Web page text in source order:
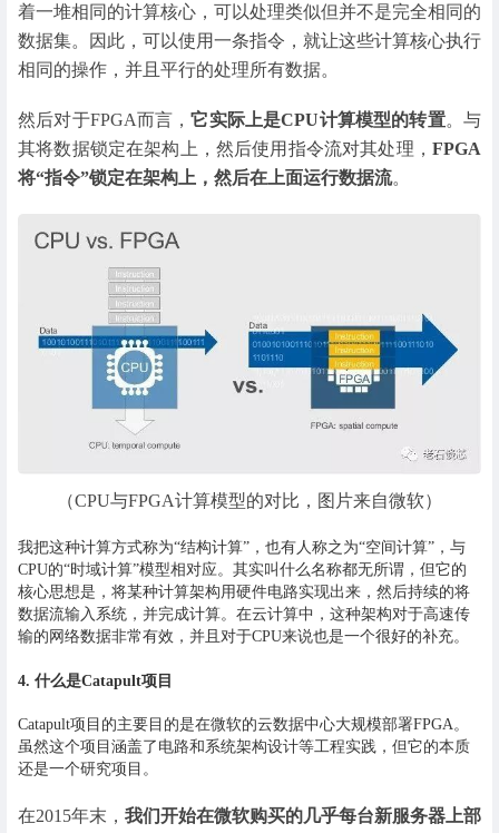
着一堆相同的计算核心，可以处理类似但并不是完全相同的
数据集。因此，可以使用一条指令，就让这些计算核心执行
相同的操作，并且平行的处理所有数据。
然后对于FPGA而言，它实际上是CPU计算模型的转置。与
其将数据锁定在架构上，然后使用指令流对其处理， FPGA
将“指令”锁定在架构上，然后在上面运行数据流。
（CPU与FPGA计算模型的对比，图片来自微软）
我把这种计算方式称为“结构计算”，也有人称之为“空间计算”，与
CPU的“时域计算”模型相对应。其实叫什么名称都无所谓，但它的
核心思想是，将某种计算架构用硬件电路实现出来，然后持续的将
数据流输入系统，并完成计算。在云计算中，这种架构对于高速传
输的网络数据非常有效，并且对于CPU来说也是一个很好的补充。
4. 什么是Catapult项目
Catapult项目的主要目的是在微软的云数据中心大规模部署FPGA。
虽然这个项目涵盖了电路和系统架构设计等工程实践，但它的本质
还是一个研究项目。
在2015年末， 我们开始在微软购买的几乎每台新服务器上部